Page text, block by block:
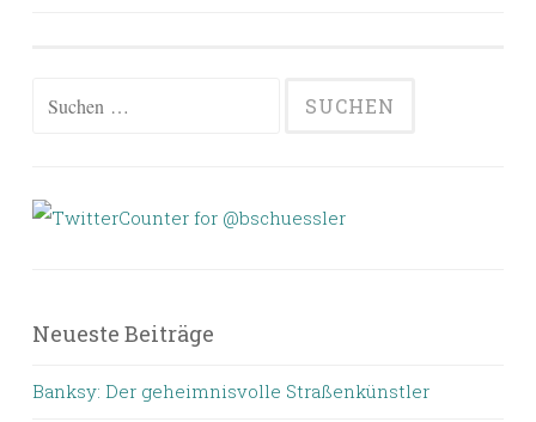
Suchen
Neueste Beiträge
Banksy: Der geheimnisvolle Straßenkünstler